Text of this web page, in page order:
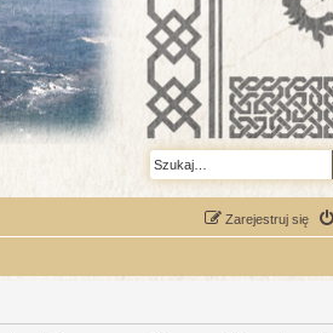
Zarejestruj się